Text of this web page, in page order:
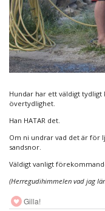
Hundar har ett väldigt
övertydlighet.
Han HATAR det.
Om ni undrar vad det är för
sandsnor.
Väldigt vanligt
(Herregudihimmelen vad jag
Gilla!